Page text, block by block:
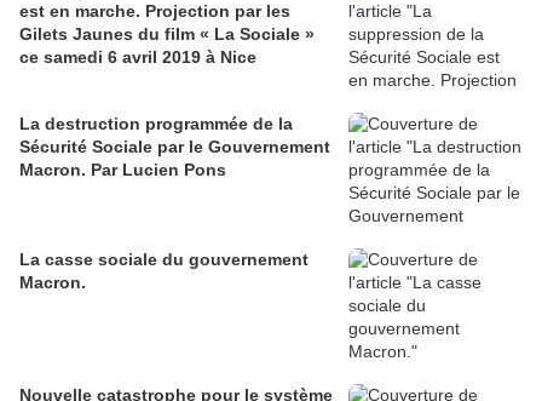
est en marche. Projection par les
Gilets Jaunes du film « La Sociale »
ce samedi 6 avril 2019 à Nice
La destruction programmée de la
Sécurité Sociale par le Gouvernement
Macron. Par Lucien Pons
La casse sociale du gouvernement
Macron.
Nouvelle catastrophe pour le système